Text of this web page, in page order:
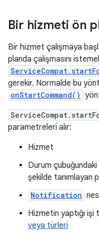
Bir hizmeti ön
Bir hizmet çalışmaya
planda çalışmasını
gerekir. Normalde bu
onStartCommand()
parametreleri alır:
Hizmet
Durum
şekilde tanımlayan
Notification
Hizmetin yaptığı işi
veya türleri